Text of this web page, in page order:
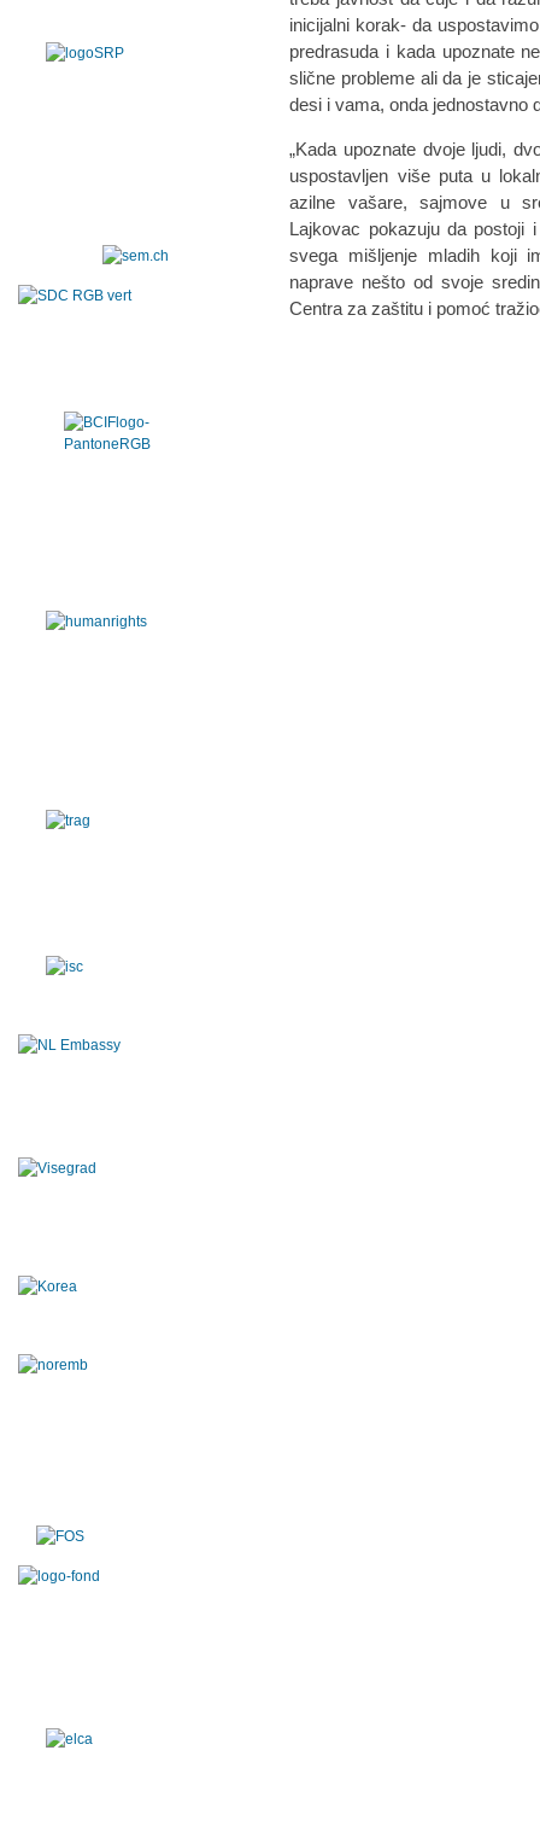
inicijalni korak- da
predrasuda i kada upoznate
slične probleme ali da je
desi i vama, onda jednostavno
„Kada upoznate dvoje ljudi,
uspostavljen više puta u
azilne vašare, sajmove u
Lajkovac pokazuju da postoji
svega mišljenje mladih koji
naprave nešto od svoje
Centra za zaštitu i pomoć